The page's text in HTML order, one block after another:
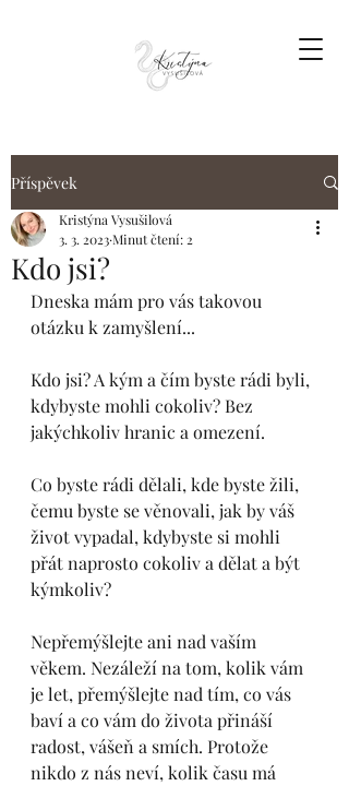
Příspěvek
Kdo jsi?
Kristýna Vysušilová
3. 3. 2023Minut čtení: 2
Dneska mám pro vás takovou
otázku k zamyšlení...
Kdo jsi? A kým a čím byste rádi byli,
kdybyste mohli cokoliv? Bez
jakýchkoliv hranic a omezení.
Co byste rádi dělali, kde byste žili,
čemu byste se věnovali, jak by váš
život vypadal, kdybyste si mohli
přát naprosto cokoliv a dělat a být
kýmkoliv?
Nepřemýšlejte ani nad vaším
věkem. Nezáleží na tom, kolik vám
je let, přemýšlejte nad tím, co vás
baví a co vám do života přináší
radost, vášeň a smích. Protože
nikdo z nás neví, kolik času má